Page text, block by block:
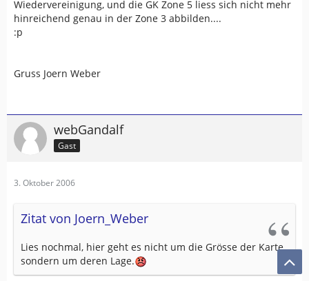
Wiedervereinigung, und die GK Zone 5 liess sich nicht mehr
hinreichend genau in der Zone 3 abbilden....
:p
Gruss Joern Weber
webGandalf
Gast
3. Oktober 2006
Zitat von Joern_Weber
Lies nochmal, hier geht es nicht um die Grösse der Karte,
sondern um deren Lage.